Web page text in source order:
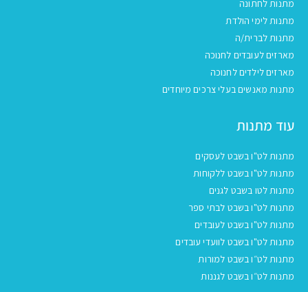
מתנות לחתונה
מתנות לימי הולדת
מתנות לברית/ה
מארזים לעובדים לחנוכה
מארזים לילדים לחנוכה
מתנות מאנשים בעלי צרכים מיוחדים
עוד מתנות
מתנות לט"ו בשבט לעסקים
מתנות לט"ו בשבט ללקוחות
מתנות לטו בשבט לגנים
מתנות לט"ו בשבט לבתי ספר
מתנות לט"ו בשבט לעובדים
מתנות לט"ו בשבט לוועדי עובדים
מתנות לט״ו בשבט למורות
מתנות לט״ו בשבט לגננות